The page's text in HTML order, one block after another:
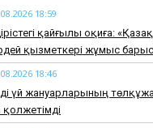
18:59
қайғылы оқиға:
қызметкері жұмыс
18:46
үй жануарларының
қолжетімді